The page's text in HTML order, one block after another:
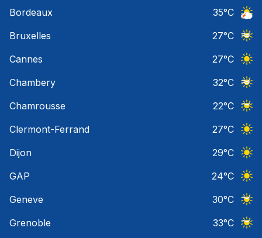
Bordeaux
35°C
Bruxelles
27°C
Cannes
27°C
Chambery
32°C
Chamrousse
22°C
Clermont-Ferrand
27°C
Dijon
29°C
GAP
24°C
Geneve
30°C
Grenoble
33°C